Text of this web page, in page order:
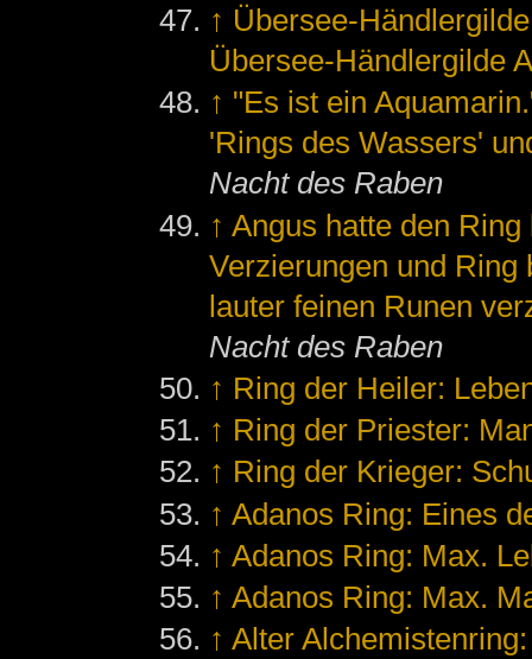
↑ Übersee-
Übersee-Händlergilde
↑ "Es ist ein
'Rings des Wassers'
Nacht des Raben
↑ Angus hatte den
Verzierungen und Ring
lauter feinen Runen
Nacht des Raben
↑ Ring der Heiler:
↑ Ring der Priester:
↑ Ring der Krieger:
↑ Adanos Ring: Eines
↑ Adanos Ring: Max.
↑ Adanos Ring: Max.
↑ Alter